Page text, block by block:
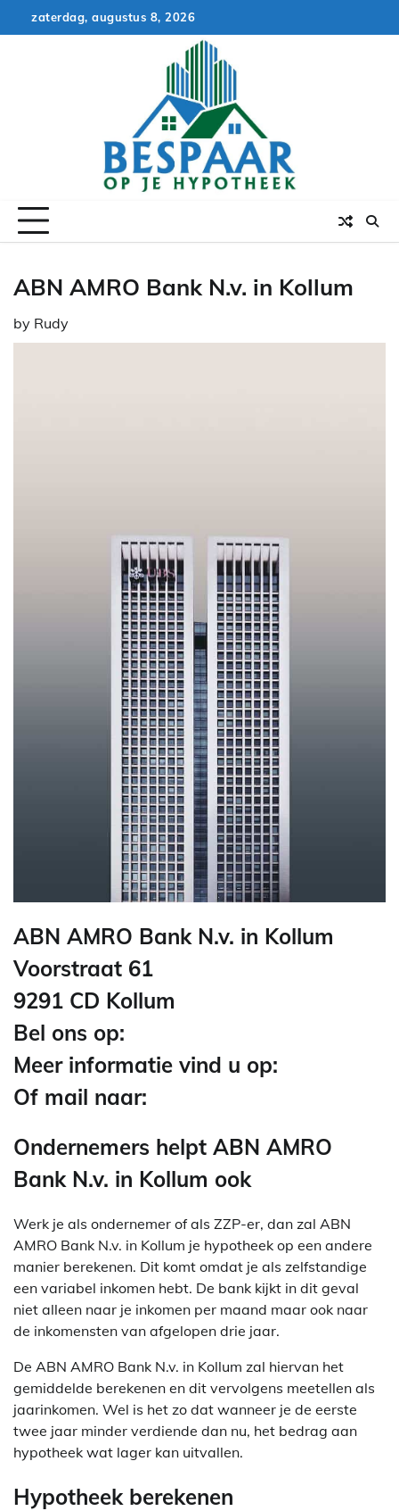
to
zaterdag, augustus 8, 2026
ABN AMRO Bank N.v. in Kollum
by Rudy
ABN AMRO Bank N.v. in Kollum
Voorstraat 61
9291 CD Kollum
Bel ons op:
Meer informatie vind u op:
Of mail naar:
Ondernemers helpt ABN AMRO
Bank N.v. in Kollum ook
Werk je als ondernemer of als ZZP-er, dan zal ABN
AMRO Bank N.v. in Kollum je hypotheek op een andere
manier berekenen. Dit komt omdat je als zelfstandige
een variabel inkomen hebt. De bank kijkt in dit geval
niet alleen naar je inkomen per maand maar ook naar
de inkomensten van afgelopen drie jaar.
De ABN AMRO Bank N.v. in Kollum zal hiervan het
gemiddelde berekenen en dit vervolgens meetellen als
jaarinkomen. Wel is het zo dat wanneer je de eerste
twee jaar minder verdiende dan nu, het bedrag aan
hypotheek wat lager kan uitvallen.
Hypotheek berekenen